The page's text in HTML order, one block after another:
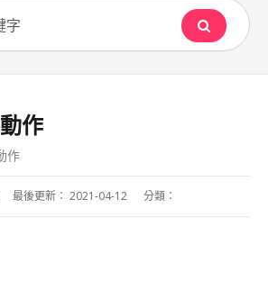
作
作
最後更新： 2021-04-12 分類：